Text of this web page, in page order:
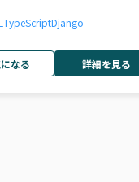
TypeScriptDjango
なる 詳細を見る